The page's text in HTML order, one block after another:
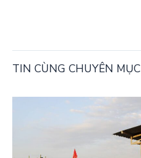
TIN CÙNG CHUYÊN MỤC